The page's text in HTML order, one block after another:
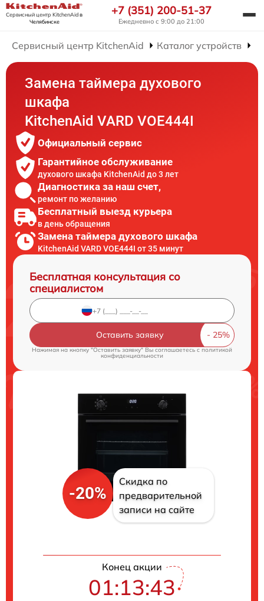
Сервисный центр KitchenAidв
Челябинске
+7 (351) 200-51-37
Ежедневно с 9:00 до 21:00
Сервисный центр KitchenAid Каталог устройств
Замена таймера духового
шкафа
KitchenAid VARD VOE444I
Официальный сервис
Гарантийное обслуживание
духового шкафа KitchenAid до 3 лет
Диагностика за наш счет,
ремонт по желанию
Бесплатный выезд курьера
в день обращения
Замена таймера духового шкафа
KitchenAid VARD VOE444I от 35 минут
Бесплатная консультация со
специалистом
Оставить заявку
Нажимая на кнопку "Оставить заявку" Вы соглашаетесь cполитикой
конфиденциальности
-20%
Скидка по
предварительной
записи на сайте
Конец акции
01:13:42